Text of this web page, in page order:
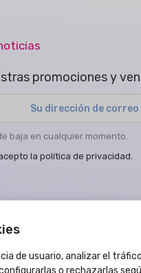
promociones y
baja en cualquier momento.
la política de privacidad.
de usuario, analizar el tráfico